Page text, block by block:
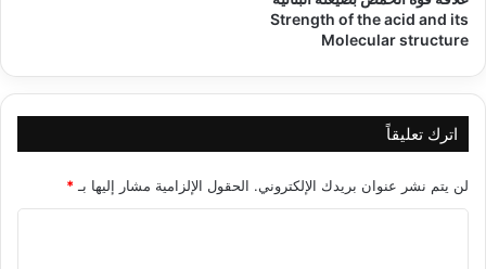
Strength of the acid and its
Molecular structure
اترك تعليقاً
لن يتم نشر عنوان بريدك الإلكتروني. الحقول الإلزامية مشار إليها بـ *